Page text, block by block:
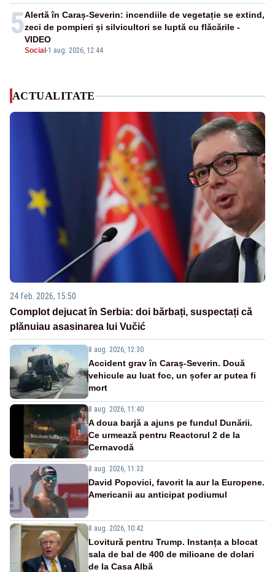
5
Social -1 aug. 2026, 12:44
Alertă în Caraș-Severin: incendiile de vegetație se extind,
zeci de pompieri și silvicultori se luptă cu flăcările -
VIDEO
ACTUALITATE
24 feb. 2026, 15:50
Complot dejucat în Serbia: doi bărbați, suspectați că
plănuiau asasinarea lui Vučić
8 aug. 2026, 12:30
Accident grav în Caraș-Severin. Două
vehicule au luat foc, un șofer ar putea fi
mort
8 aug. 2026, 11:40
A doua barjă a ajuns pe fundul Dunării.
Ce urmează pentru Reactorul 2 de la
Cernavodă
8 aug. 2026, 11:32
David Popovici, favorit la aur la Europene.
Americanii au anticipat podiumul
8 aug. 2026, 10:42
Lovitură pentru Trump. Instanța a blocat
sala de bal de 400 de milioane de dolari
de la Casa Albă